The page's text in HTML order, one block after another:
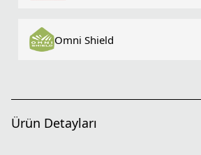
Omni Shield
Ürün Detayları